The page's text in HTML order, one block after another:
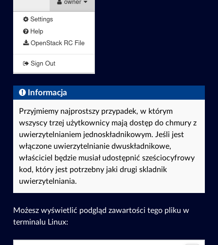
Informacja
Przyjmiemy najprostszy przypadek, w którym
wszyscy trzej użytkownicy mają dostęp do chmury z
uwierzytelnianiem jednoskładnikowym. Jeśli jest
włączone uwierzytelnianie dwuskładnikowe,
właściciel będzie musiał udostępnić sześciocyfrowy
kod, który jest potrzebny jaki drugi skladnik
uwierzytelniania.
Możesz wyświetlić podgląd zawartości tego pliku w
terminalu Linux: